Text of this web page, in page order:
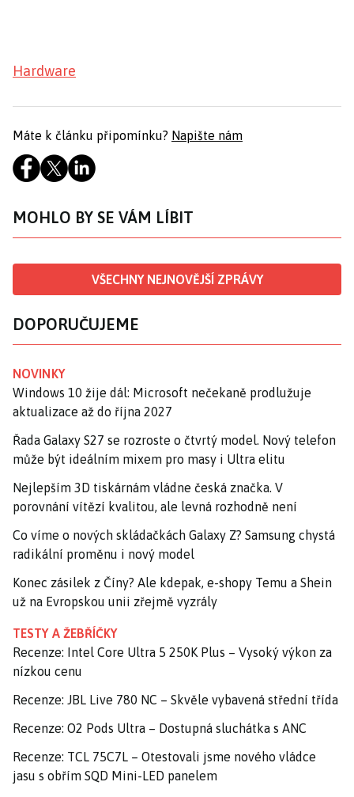
Hardware
Máte k článku připomínku? Napište nám
MOHLO BY SE VÁM LÍBIT
VŠECHNY NEJNOVĚJŠÍ ZPRÁVY
DOPORUČUJEME
NOVINKY
Windows 10 žije dál: Microsoft nečekaně prodlužuje
aktualizace až do října 2027
Řada Galaxy S27 se rozroste o čtvrtý model. Nový telefon
může být ideálním mixem pro masy i Ultra elitu
Nejlepším 3D tiskárnám vládne česká značka. V
porovnání vítězí kvalitou, ale levná rozhodně není
Co víme o nových skládačkách Galaxy Z? Samsung chystá
radikální proměnu i nový model
Konec zásilek z Číny? Ale kdepak, e-shopy Temu a Shein
už na Evropskou unii zřejmě vyzrály
TESTY A ŽEBŘÍČKY
Recenze: Intel Core Ultra 5 250K Plus – Vysoký výkon za
nízkou cenu
Recenze: JBL Live 780 NC – Skvěle vybavená střední třída
Recenze: O2 Pods Ultra – Dostupná sluchátka s ANC
Recenze: TCL 75C7L – Otestovali jsme nového vládce
jasu s obřím SQD Mini-LED panelem